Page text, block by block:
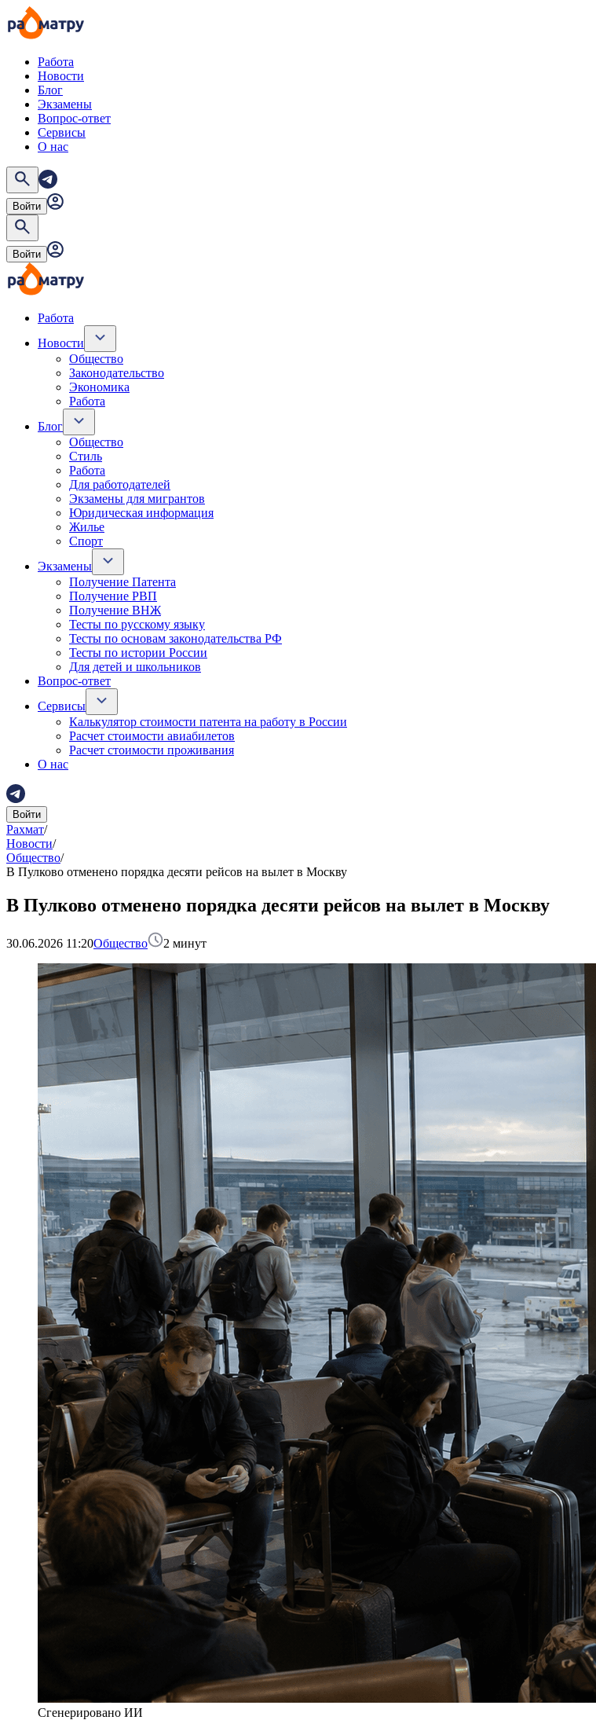
Работа
Новости
Блог
Экзамены
Вопрос-ответ
Сервисы
О нас
Войти
Войти
Работа
Новости
Общество
Законодательство
Экономика
Работа
Блог
Общество
Стиль
Работа
Для работодателей
Экзамены для мигрантов
Юридическая информация
Жилье
Спорт
Экзамены
Получение Патента
Получение РВП
Получение ВНЖ
Тесты по русскому языку
Тесты по основам законодательства РФ
Тесты по истории России
Для детей и школьников
Вопрос-ответ
Сервисы
Калькулятор стоимости патента на работу в России
Расчет стоимости авиабилетов
Расчет стоимости проживания
О нас
Войти
Рахмат/
Новости/
Общество/
В Пулково отменено порядка десяти рейсов на вылет в Москву
В Пулково отменено порядка десяти рейсов на вылет в Москву
30.06.2026 11:20Общество 2 минут
Сгенерировано ИИ